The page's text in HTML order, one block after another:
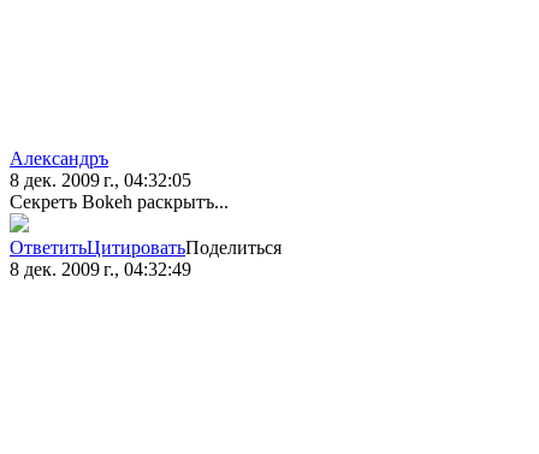
Александръ
8 дек. 2009 г., 04:32:05
Секретъ Bokeh раскрытъ...
ОтветитьЦитироватьПоделиться
8 дек. 2009 г., 04:32:49